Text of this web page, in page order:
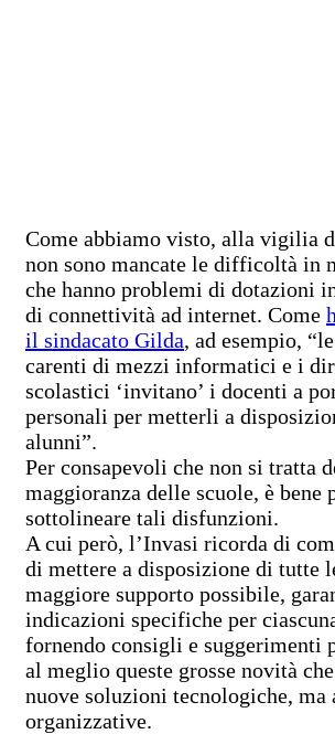
Come abbiamo visto, alla vigilia
non sono mancate le difficoltà in
che hanno problemi di dotazioni
di connettività ad internet. Come
il sindacato Gilda, ad esempio,
carenti di mezzi informatici e i
scolastici ‘invitano’ i docenti a
personali per metterli a
alunni”.
Per consapevoli che non si tratta
maggioranza delle scuole, è bene
sottolineare tali disfunzioni.
A cui però, l’Invasi ricorda di
di mettere a disposizione di tutte
maggiore supporto possibile,
indicazioni specifiche per
fornendo consigli e suggerimenti
al meglio queste grosse novità
nuove soluzioni tecnologiche, ma
organizzative.